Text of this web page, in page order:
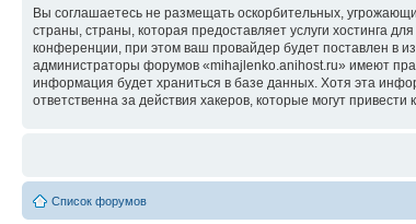
Вы соглашаетесь не размещать оскорбительных,
страны, страны, которая предоставляет услуги хостинга
конференции, при этом ваш провайдер будет поставлен в
администраторы форумов «mihajlenko.anihost.ru» имеют
информация будет храниться в базе данных. Хотя эта
ответственна за действия хакеров, которые могут
Список форумов